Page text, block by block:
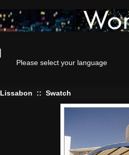
Please select your language
Lissabon :: Swatch